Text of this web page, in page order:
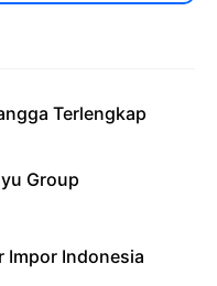
Terlengkap
Group
Impor Indonesia